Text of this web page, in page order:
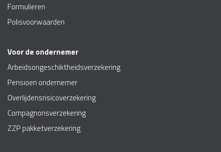
Formulieren
Polisvoorwaarden
Voor de ondernemer
Arbeidsongeschiktheidsverzekering
Pensioen ondernemer
Overlijdensrisicoverzekering
Compagnonsverzekering
ZZP pakketverzekering